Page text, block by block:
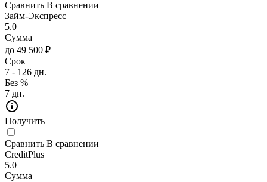
Сравнить В сравнении
Займ-Экспресс
5.0
Сумма
до 49 500 ₽
Срок
7 - 126 дн.
Без %
7 дн.
Получить
Сравнить В сравнении
CreditPlus
5.0
Сумма